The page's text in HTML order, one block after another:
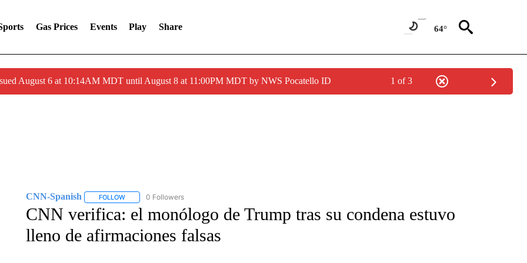
Gas Prices Events Play Share 64°
August 6 at 10:14AM MDT until August 8 at 11:00PM MDT by NWS Pocatello ID 1 of 3
CNN-Spanish FOLLOWFOLLOW "CNN-SPANISH" TO RECEIVE NOTIFICATIONS ABOUT NEW PAGES ON "CNN-SPANISH".
0 Followers
CNN verifica: el monólogo de Trump tras su condena estuvo
lleno de afirmaciones falsas